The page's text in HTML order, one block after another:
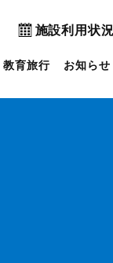
施設利用状況
教育旅行 お知らせ